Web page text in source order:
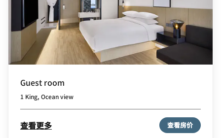
Guest room
1 King, Ocean view
查看更多 查看房价